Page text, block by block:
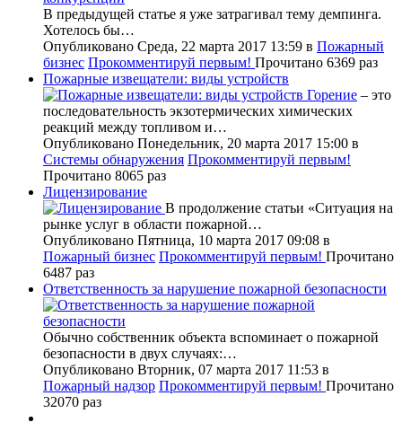
В предыдущей статье я уже затрагивал тему демпинга.
Хотелось бы…
Опубликовано Среда, 22 марта 2017 13:59 в Пожарный
бизнес Прокомментируй первым! Прочитано 6369 раз
Пожарные извещатели: виды устройств
Горение – это
последовательность экзотермических химических
реакций между топливом и…
Опубликовано Понедельник, 20 марта 2017 15:00 в
Системы обнаружения Прокомментируй первым!
Прочитано 8065 раз
Лицензирование
В продолжение статьи «Ситуация на
рынке услуг в области пожарной…
Опубликовано Пятница, 10 марта 2017 09:08 в
Пожарный бизнес Прокомментируй первым! Прочитано
6487 раз
Ответственность за нарушение пожарной безопасности
Обычно собственник объекта вспоминает о пожарной
безопасности в двух случаях:…
Опубликовано Вторник, 07 марта 2017 11:53 в
Пожарный надзор Прокомментируй первым! Прочитано
32070 раз